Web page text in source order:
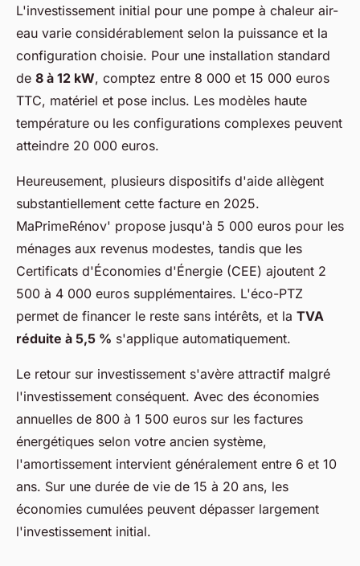
L'investissement initial pour une pompe à chaleur air-
eau varie considérablement selon la puissance et la
configuration choisie. Pour une installation standard
de 8 à 12 kW, comptez entre 8 000 et 15 000 euros
TTC, matériel et pose inclus. Les modèles haute
température ou les configurations complexes peuvent
atteindre 20 000 euros.
Heureusement, plusieurs dispositifs d'aide allègent
substantiellement cette facture en 2025.
MaPrimeRénov' propose jusqu'à 5 000 euros pour les
ménages aux revenus modestes, tandis que les
Certificats d'Économies d'Énergie (CEE) ajoutent 2
500 à 4 000 euros supplémentaires. L'éco-PTZ
permet de financer le reste sans intérêts, et la TVA
réduite à 5,5 % s'applique automatiquement.
Le retour sur investissement s'avère attractif malgré
l'investissement conséquent. Avec des économies
annuelles de 800 à 1 500 euros sur les factures
énergétiques selon votre ancien système,
l'amortissement intervient généralement entre 6 et 10
ans. Sur une durée de vie de 15 à 20 ans, les
économies cumulées peuvent dépasser largement
l'investissement initial.